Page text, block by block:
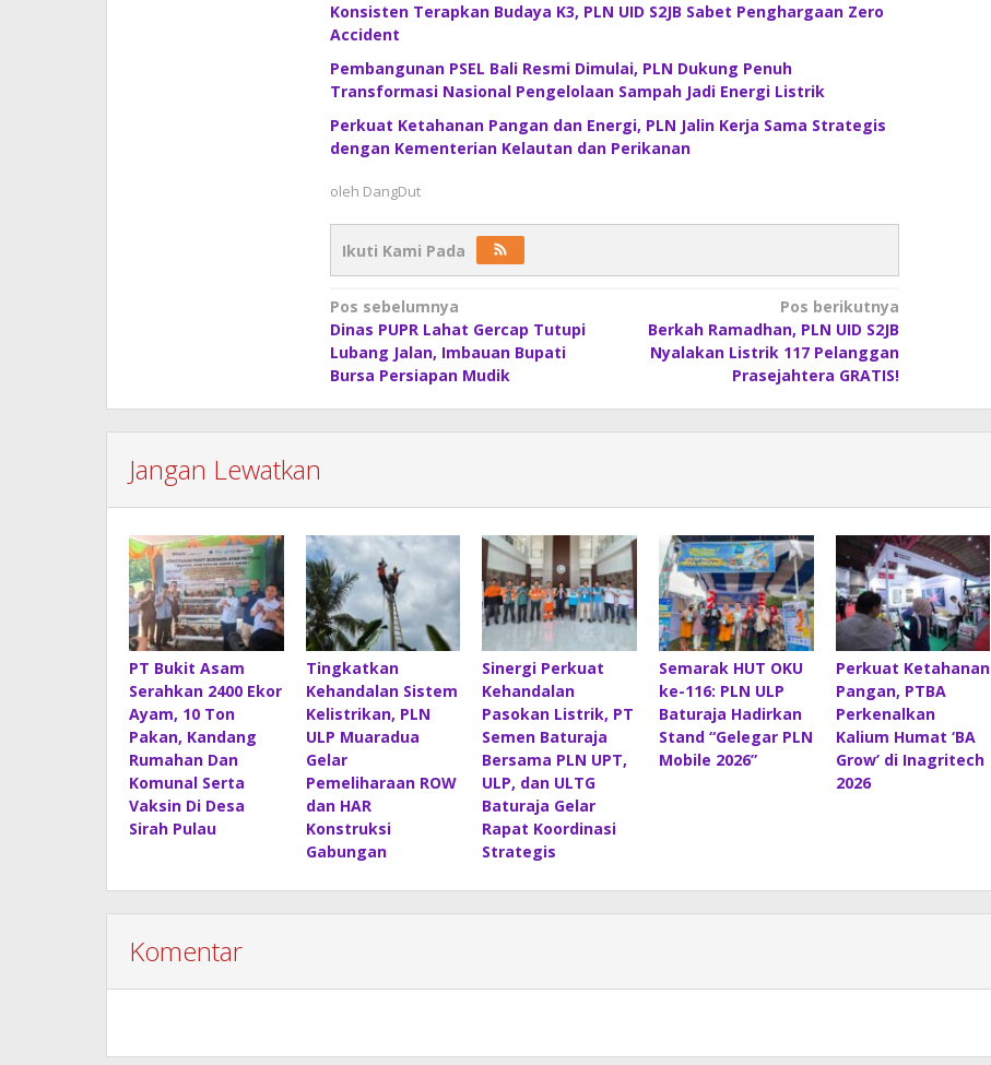
Konsisten Terapkan Budaya K3, PLN UID S2JB Sabet Penghargaan Zero
Accident
Pembangunan PSEL Bali Resmi Dimulai, PLN Dukung Penuh
Transformasi Nasional Pengelolaan Sampah Jadi Energi Listrik
Perkuat Ketahanan Pangan dan Energi, PLN Jalin Kerja Sama Strategis
dengan Kementerian Kelautan dan Perikanan
oleh DangDut
Ikuti Kami Pada
Navigasi
pos
Pos sebelumnya
Dinas PUPR Lahat Gercap Tutupi
Lubang Jalan, Imbauan Bupati
Bursa Persiapan Mudik
Pos berikutnya
Berkah Ramadhan, PLN UID S2JB
Nyalakan Listrik 117 Pelanggan
Prasejahtera GRATIS!
Jangan Lewatkan
PT Bukit Asam
Serahkan 2400 Ekor
Ayam, 10 Ton
Pakan, Kandang
Rumahan Dan
Komunal Serta
Vaksin Di Desa
Sirah Pulau
Tingkatkan
Kehandalan Sistem
Kelistrikan, PLN
ULP Muaradua
Gelar
Pemeliharaan ROW
dan HAR
Konstruksi
Gabungan
Sinergi Perkuat
Kehandalan
Pasokan Listrik, PT
Semen Baturaja
Bersama PLN UPT,
ULP, dan ULTG
Baturaja Gelar
Rapat Koordinasi
Strategis
Semarak HUT OKU
ke-116: PLN ULP
Baturaja Hadirkan
Stand “Gelegar PLN
Mobile 2026”
Perkuat Ketahanan
Pangan, PTBA
Perkenalkan
Kalium Humat ‘BA
Grow’ di Inagritech
2026
Komentar